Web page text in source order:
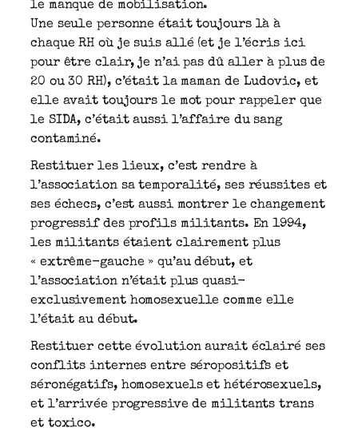
le manque de mobilisation.
Une seule personne était toujours là à
chaque RH où je suis allé (et je l’écris ici
pour être clair, je n’ai pas dû aller à plus de
20 ou 30 RH), c’était la maman de Ludovic, et
elle avait toujours le mot pour rappeler que
le SIDA, c’était aussi l’affaire du sang
contaminé.
Restituer les lieux, c’est rendre à
l’association sa temporalité, ses réussites et
ses échecs, c’est aussi montrer le changement
progressif des profils militants. En 1994,
les militants étaient clairement plus
« extrême-gauche » qu’au début, et
l’association n’était plus quasi-
exclusivement homosexuelle comme elle
l’était au début.
Restituer cette évolution aurait éclairé ses
conflits internes entre séropositifs et
séronégatifs, homosexuels et hétérosexuels,
et l’arrivée progressive de militants trans
et toxico.